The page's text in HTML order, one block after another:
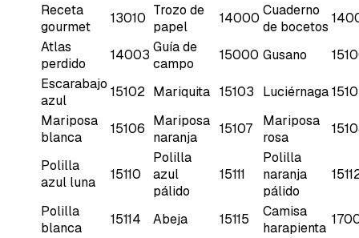
Receta
gourmet
13010 Trozo de
papel
14000 Cuaderno
de bocetos
Atlas
perdido
14003 Guía de
campo
15000 Gusano
Escarabajo
azul
15102 Mariquita 15103 Luciérnaga
Mariposa
blanca
15106 Mariposa
naranja
15107
Mariposa
rosa
Polilla
azul luna
15110
Polilla
azul
pálido
15111
Polilla
naranja
pálido
Polilla
blanca
15114 Abeja 15115
Camisa
harapienta